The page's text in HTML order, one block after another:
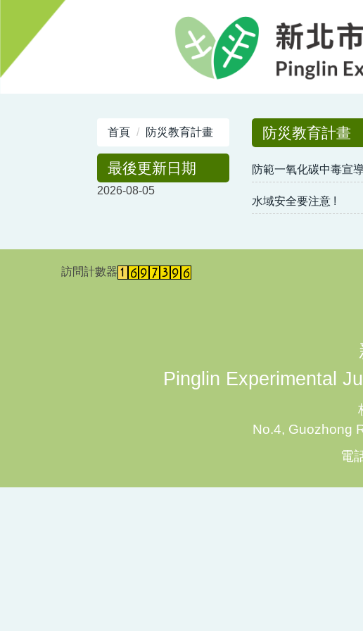
要
首頁 防災教育計畫
最後更新日期
2026-08-05
防災教育計畫
防範一氧化碳中毒宣
水域安全要注意 !
訪問計數器
Pinglin Experimental
No.4, Guozhong
電